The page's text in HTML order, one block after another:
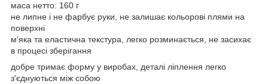
маса нетто: 160 г
не липне і не фарбує руки, не залишає кольорові плями на
поверхні
м'яка та еластична текстура, легко розминається, не засихає
в процесі зберігання
добре тримає форму у виробах, деталі ліплення легко
з'єднуються між собою